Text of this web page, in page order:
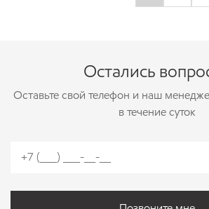
Остались
Оставьте свой телефон и наш
в течение суток